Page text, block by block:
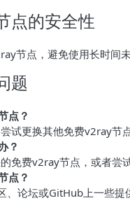
点的安全性
节点，避免使用长时间
题
点？
试更换其他免费v2ray节点
？
免费v2ray节点，或者尝
点？
论坛或GitHub上一些提